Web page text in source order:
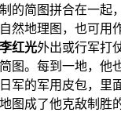
的简图拼合在一起
然地理图，也可用
李红光外出或行军打
图。每到一地，他
军的军用皮包，里
图成了他克敌制胜